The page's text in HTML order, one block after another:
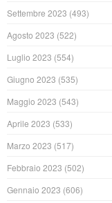
Settembre 2023 (493)
Agosto 2023 (522)
Luglio 2023 (554)
Giugno 2023 (535)
Maggio 2023 (543)
Aprile 2023 (533)
Marzo 2023 (517)
Febbraio 2023 (502)
Gennaio 2023 (606)